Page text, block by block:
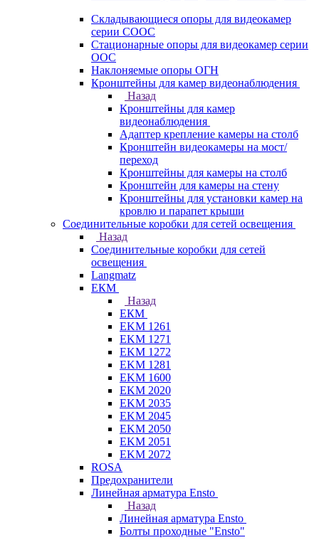
Складывающиеся опоры для видеокамер
серии СООС
Стационарные опоры для видеокамер серии
ООС
Наклоняемые опоры ОГН
Кронштейны для камер видеонаблюдения
Назад
Кронштейны для камер
видеонаблюдения
Адаптер крепление камеры на столб
Кронштейн видеокамеры на мост/
переход
Кронштейны для камеры на столб
Кронштейн для камеры на стену
Кронштейны для установки камер на
кровлю и парапет крыши
Соединительные коробки для сетей освещения
Назад
Соединительные коробки для сетей
освещения
Langmatz
ЕКМ
Назад
ЕКМ
EKM 1261
EKM 1271
EKM 1272
EKM 1281
EKM 1600
EKM 2020
EKM 2035
EKM 2045
EKM 2050
EKM 2051
EKM 2072
ROSA
Предохранители
Линейная арматура Ensto
Назад
Линейная арматура Ensto
Болты проходные "Ensto"